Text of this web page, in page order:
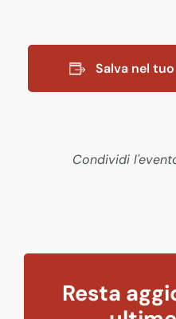
Salva nel
Condividi
Resta